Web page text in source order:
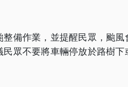
備作業，並提醒民眾，颱風
眾不要將車輛停放於路樹下